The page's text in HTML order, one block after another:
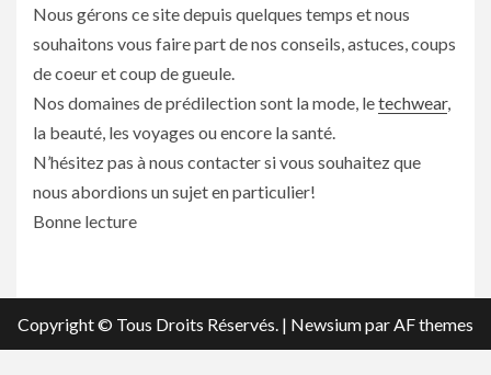
Nous gérons ce site depuis quelques temps et nous
souhaitons vous faire part de nos conseils, astuces, coups
de coeur et coup de gueule.
Nos domaines de prédilection sont la mode, letechwear,
la beauté, les voyages ou encore la santé.
N’hésitez pas à nous contacter si vous souhaitez que
nous abordions un sujet en particulier!
Bonne lecture
Copyright © Tous Droits Réservés. | Newsiumpar AF themes